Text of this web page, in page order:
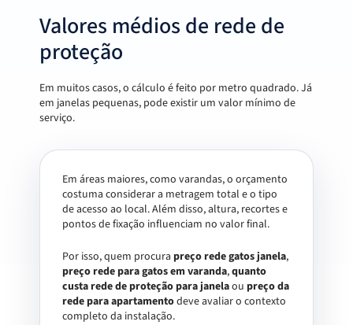
Valores médios de rede de
proteção
Em muitos casos, o cálculo é feito por metro quadrado. Já
em janelas pequenas, pode existir um valor mínimo de
serviço.
Em áreas maiores, como varandas, o orçamento
costuma considerar a metragem total e o tipo
de acesso ao local. Além disso, altura, recortes e
pontos de fixação influenciam no valor final.
Por isso, quem procura preço rede gatos janela,
preço rede para gatos em varanda,quanto
custa rede de proteção para janelaou preço da
rede para apartamentodeve avaliar o contexto
completo da instalação.